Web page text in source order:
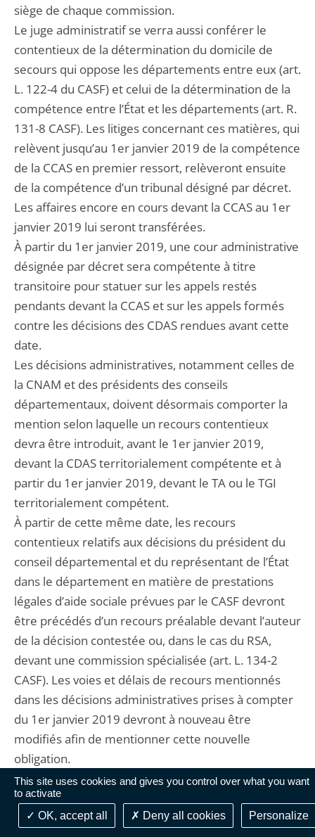
This site uses cookies and gives you control over what you want
to activate
OK, accept all
Deny all cookies Personalize
Passer
le
Augmenter
ou
siège de chaque commission.
Le juge administratif se verra aussi conférer le
contentieux de la détermination du domicile de
secours qui oppose les départements entre eux (art.
L. 122-4 du CASF) et celui de la détermination de la
compétence entre l’État et les départements (art. R.
131-8 CASF). Les litiges concernant ces matières, qui
relèvent jusqu’au 1er janvier 2019 de la compétence
de la CCAS en premier ressort, relèveront ensuite
de la compétence d’un tribunal désigné par décret.
Les affaires encore en cours devant la CCAS au 1er
janvier 2019 lui seront transférées.
À partir du 1er janvier 2019, une cour administrative
désignée par décret sera compétente à titre
transitoire pour statuer sur les appels restés
pendants devant la CCAS et sur les appels formés
contre les décisions des CDAS rendues avant cette
date.
Les décisions administratives, notamment celles de
la CNAM et des présidents des conseils
départementaux, doivent désormais comporter la
mention selon laquelle un recours contentieux
devra être introduit, avant le 1er janvier 2019,
devant la CDAS territorialement compétente et à
partir du 1er janvier 2019, devant le TA ou le TGI
territorialement compétent.
À partir de cette même date, les recours
contentieux relatifs aux décisions du président du
conseil départemental et du représentant de l’État
dans le département en matière de prestations
légales d’aide sociale prévues par le CASF devront
être précédés d’un recours préalable devant l’auteur
de la décision contestée ou, dans le cas du RSA,
devant une commission spécialisée (art. L. 134-2
CASF). Les voies et délais de recours mentionnés
dans les décisions administratives prises à compter
du 1er janvier 2019 devront à nouveau être
modifiés afin de mentionner cette nouvelle
obligation.